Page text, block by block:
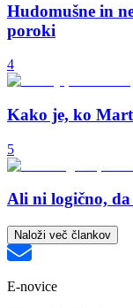
Hudomušne in
poroki
4
Kako je, ko
5
Ali ni logično,
Naloži več člankov
E-novice